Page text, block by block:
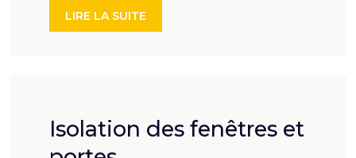
LIRE LA SUITE
Isolation des fenêtres et